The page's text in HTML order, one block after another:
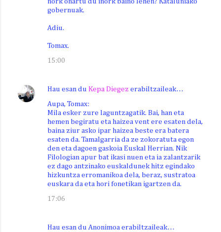
gobernuak.
Adiu.
Tomax.
15:00
Hau esan du Kepa Diegez erabiltzaileak…
Aupa, Tomax:
Mila esker zure laguntzagatik. Bai, han eta
hemen begiratu eta haizea vent ere esaten dela,
baina ziur asko ipar haizea beste era batera
esaten da. Tamalgarria da ze zokoratuta egon
den eta dagoen gaskoia Euskal Herrian. Nik
Filologian apur bat ikasi nuen eta ia zalantzarik
ez dago antzinako euskaldunek hitz egindako
hizkuntza erromanikoa dela, beraz, sustratoa
euskara da eta hori fonetikan igartzen da.
17:06
Hau esan du Anonimoa erabiltzaileak…